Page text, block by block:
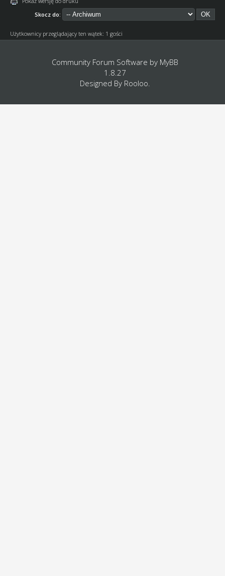
Skocz do:
Użytkownicy przeglądający ten wątek: 1 gości
Community Forum Software by MyBB
1.8.27
Designed By Rooloo